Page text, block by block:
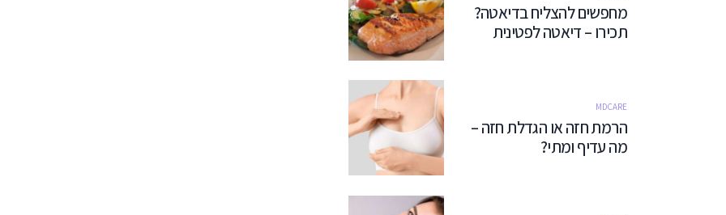
מחפשים להצליח בדיאטה?
תכירו – דיאטה לפטינית
MDCARE
הרמת חזה או הגדלת חזה –
מה עדיף ומתי?